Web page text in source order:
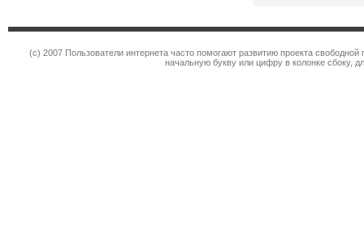
(c) 2007 Пользователи интернета часто помогают развитию проекта
начальную букву или цифру в колонке сбоку,